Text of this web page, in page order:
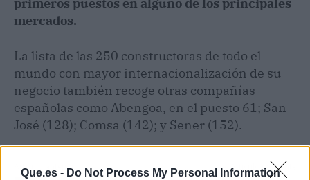
Que.es - Do Not Process My Personal Information
mercados.
La lista de las 250 constructoras de todo el
mundo con mayor internacionalización de su
negocio también recoge otras compañías
españolas como Abengoa, en el puesto 61; San
José (128); Comsa (142); y Sener (152).
Artículo anterior
Artículo siguiente